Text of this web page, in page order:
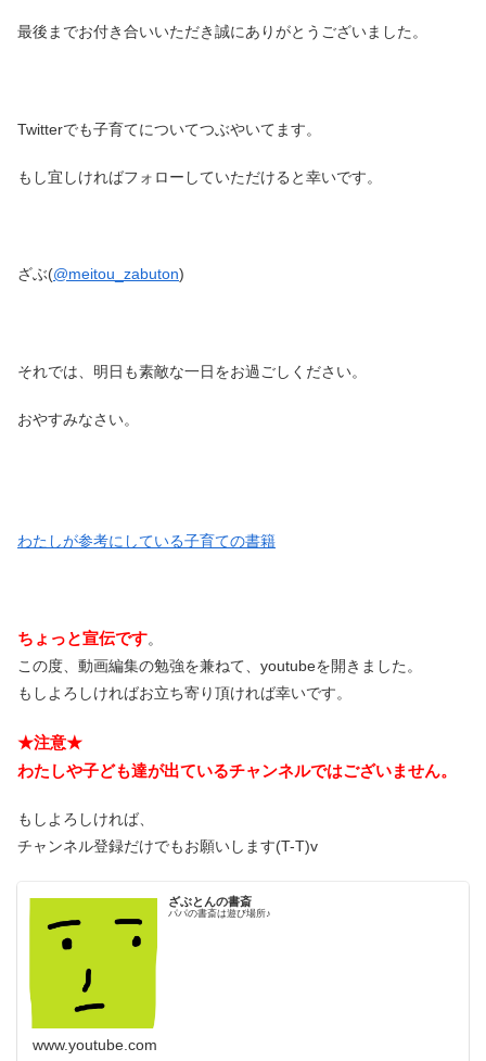
最後までお付き合いいただき誠にありがとうございました。
Twitterでも子育てについてつぶやいてます。
もし宜しければフォローしていただけると幸いです。
ざぶ(@meitou_zabuton)
それでは、明日も素敵な一日をお過ごしください。
おやすみなさい。
わたしが参考にしている子育ての書籍
ちょっと宣伝です。
この度、動画編集の勉強を兼ねて、youtubeを開きました。
もしよろしければお立ち寄り頂ければ幸いです。
★注意★
わたしや子ども達が出ているチャンネルではございません。
もしよろしければ、
チャンネル登録だけでもお願いします(T-T)v
ざぶとんの書斎
パパの書斎は遊び場所♪
www.youtube.com